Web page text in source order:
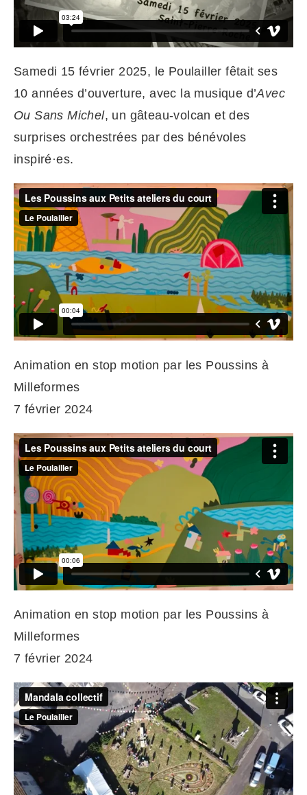
Samedi 15 février 2025, le Poulailler fêtait ses
10 années d’ouverture, avec la musique d’Avec
Ou Sans Michel, un gâteau-volcan et des
surprises orchestrées par des bénévoles
inspiré·es.
Animation en stop motion par les Poussins à
Milleformes
7 février 2024
Animation en stop motion par les Poussins à
Milleformes
7 février 2024